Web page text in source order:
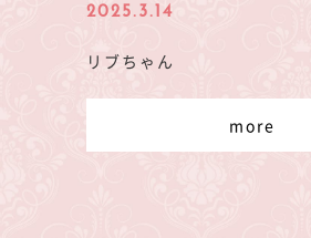
2025.3.14
リブちゃん
more